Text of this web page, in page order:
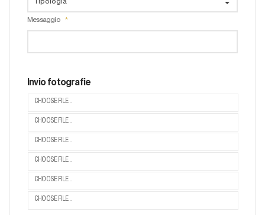
Messaggio
Invio fotografie
CHOOSE FILE...
CHOOSE FILE...
CHOOSE FILE...
CHOOSE FILE...
CHOOSE FILE...
CHOOSE FILE...